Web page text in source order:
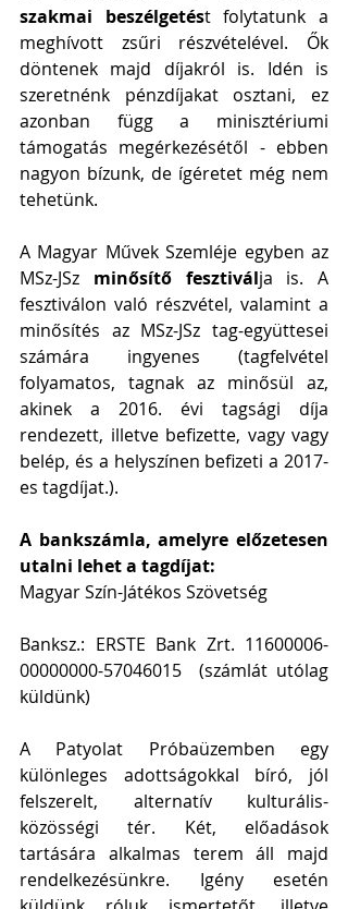
szakmai beszélgetést folytatunk a
meghívott zsűri részvételével. Ők
döntenek majd díjakról is. Idén is
szeretnénk pénzdíjakat osztani, ez
azonban függ a minisztériumi
támogatás megérkezésétől - ebben
nagyon bízunk, de ígéretet még nem
tehetünk.
A Magyar Művek Szemléje egyben az
MSz-JSz minősítő fesztiválja is. A
fesztiválon való részvétel, valamint a
minősítés az MSz-JSz tag-együttesei
számára ingyenes (tagfelvétel
folyamatos, tagnak az minősül az,
akinek a 2016. évi tagsági díja
rendezett, illetve befizette, vagy vagy
belép, és a helyszínen befizeti a 2017-
es tagdíjat.).
A bankszámla, amelyre előzetesen
utalni lehet a tagdíjat:
Magyar Szín-Játékos Szövetség
Banksz.: ERSTE Bank Zrt. 11600006-
00000000-57046015  (számlát utólag
küldünk)
A Patyolat Próbaüzemben egy
különleges adottságokkal bíró, jól
felszerelt, alternatív kulturális-
közösségi tér. Két, előadások
tartására alkalmas terem áll majd
rendelkezésünkre. Igény esetén